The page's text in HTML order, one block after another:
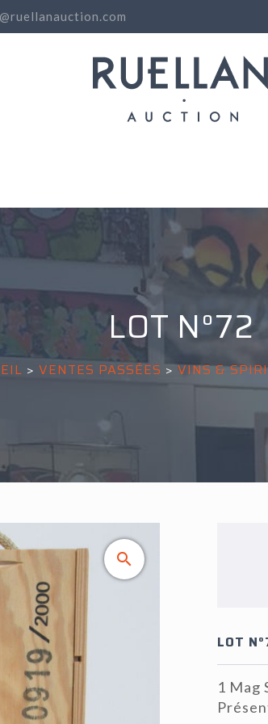
LOT N°72
> VENTES PASSÉES >VINS &
LOT
1 Mag